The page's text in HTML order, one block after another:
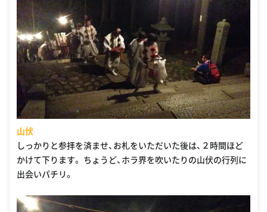
山伏
しっかりと参拝を済ませ、お札をいただいた後は、２時間ほど
かけて下ります。 ちょうど、ホラ界を吹いたりの山伏の行列に
出会いパチリ。